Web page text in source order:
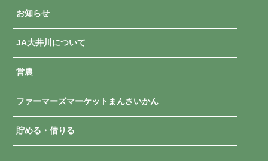
お知らせ
JA大井川について
営農
ファーマーズマーケットまんさいかん
貯める・借りる